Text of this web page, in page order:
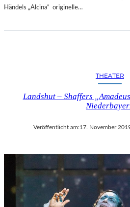
Händels „Alcina“ originelle…
THEATER
Landshut – Shaffers
Veröffentlicht am:17. November